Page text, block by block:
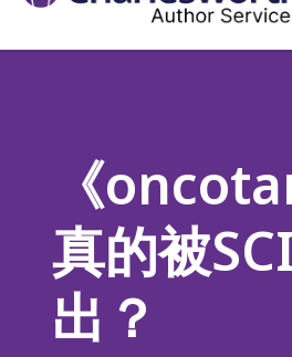
《
真的被
出？